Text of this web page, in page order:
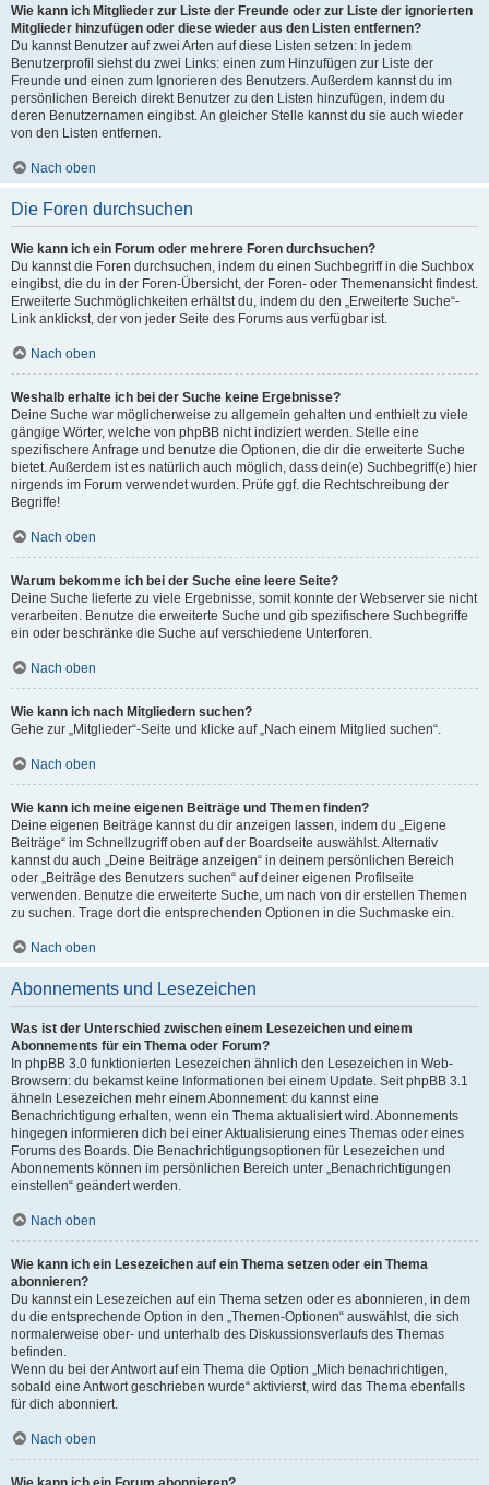
Wie kann ich Mitglieder zur Liste der Freunde oder zur Liste der ignorierten
Mitglieder hinzufügen oder diese wieder aus den Listen entfernen?
Du kannst Benutzer auf zwei Arten auf diese Listen setzen: In jedem
Benutzerprofil siehst du zwei Links: einen zum Hinzufügen zur Liste der
Freunde und einen zum Ignorieren des Benutzers. Außerdem kannst du im
persönlichen Bereich direkt Benutzer zu den Listen hinzufügen, indem du
deren Benutzernamen eingibst. An gleicher Stelle kannst du sie auch wieder
von den Listen entfernen.
Nach oben
Die Foren durchsuchen
Wie kann ich ein Forum oder mehrere Foren durchsuchen?
Du kannst die Foren durchsuchen, indem du einen Suchbegriff in die Suchbox
eingibst, die du in der Foren-Übersicht, der Foren- oder Themenansicht findest.
Erweiterte Suchmöglichkeiten erhältst du, indem du den „Erweiterte Suche“-
Link anklickst, der von jeder Seite des Forums aus verfügbar ist.
Nach oben
Weshalb erhalte ich bei der Suche keine Ergebnisse?
Deine Suche war möglicherweise zu allgemein gehalten und enthielt zu viele
gängige Wörter, welche von phpBB nicht indiziert werden. Stelle eine
spezifischere Anfrage und benutze die Optionen, die dir die erweiterte Suche
bietet. Außerdem ist es natürlich auch möglich, dass dein(e) Suchbegriff(e) hier
nirgends im Forum verwendet wurden. Prüfe ggf. die Rechtschreibung der
Begriffe!
Nach oben
Warum bekomme ich bei der Suche eine leere Seite?
Deine Suche lieferte zu viele Ergebnisse, somit konnte der Webserver sie nicht
verarbeiten. Benutze die erweiterte Suche und gib spezifischere Suchbegriffe
ein oder beschränke die Suche auf verschiedene Unterforen.
Nach oben
Wie kann ich nach Mitgliedern suchen?
Gehe zur „Mitglieder“-Seite und klicke auf „Nach einem Mitglied suchen“.
Nach oben
Wie kann ich meine eigenen Beiträge und Themen finden?
Deine eigenen Beiträge kannst du dir anzeigen lassen, indem du „Eigene
Beiträge“ im Schnellzugriff oben auf der Boardseite auswählst. Alternativ
kannst du auch „Deine Beiträge anzeigen“ in deinem persönlichen Bereich
oder „Beiträge des Benutzers suchen“ auf deiner eigenen Profilseite
verwenden. Benutze die erweiterte Suche, um nach von dir erstellen Themen
zu suchen. Trage dort die entsprechenden Optionen in die Suchmaske ein.
Nach oben
Abonnements und Lesezeichen
Was ist der Unterschied zwischen einem Lesezeichen und einem
Abonnements für ein Thema oder Forum?
In phpBB 3.0 funktionierten Lesezeichen ähnlich den Lesezeichen in Web-
Browsern: du bekamst keine Informationen bei einem Update. Seit phpBB 3.1
ähneln Lesezeichen mehr einem Abonnement: du kannst eine
Benachrichtigung erhalten, wenn ein Thema aktualisiert wird. Abonnements
hingegen informieren dich bei einer Aktualisierung eines Themas oder eines
Forums des Boards. Die Benachrichtigungsoptionen für Lesezeichen und
Abonnements können im persönlichen Bereich unter „Benachrichtigungen
einstellen“ geändert werden.
Nach oben
Wie kann ich ein Lesezeichen auf ein Thema setzen oder ein Thema
abonnieren?
Du kannst ein Lesezeichen auf ein Thema setzen oder es abonnieren, in dem
du die entsprechende Option in den „Themen-Optionen“ auswählst, die sich
normalerweise ober- und unterhalb des Diskussionsverlaufs des Themas
befinden.
Wenn du bei der Antwort auf ein Thema die Option „Mich benachrichtigen,
sobald eine Antwort geschrieben wurde“ aktivierst, wird das Thema ebenfalls
für dich abonniert.
Nach oben